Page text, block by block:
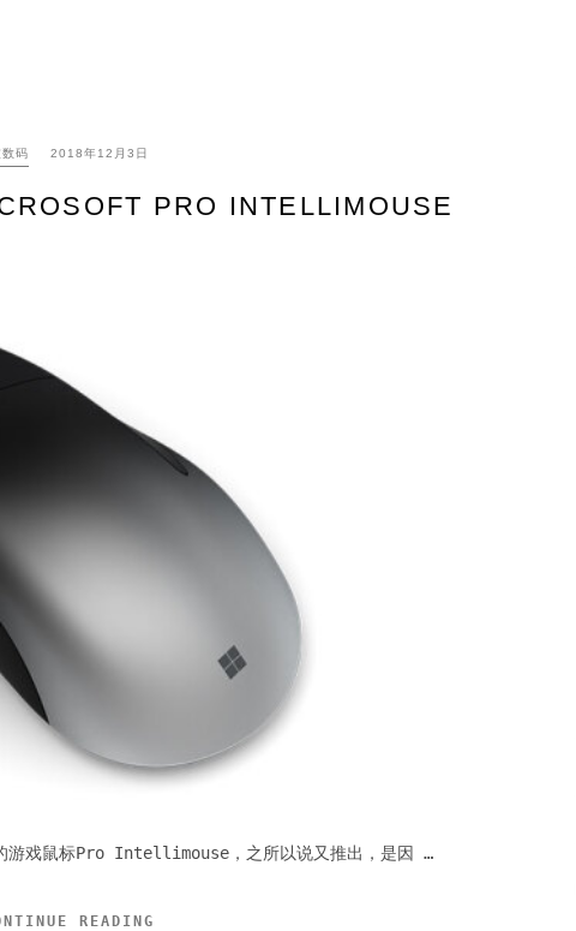
码 2018年12月3日
PRO INTELLIMOUSE
游戏鼠标Pro Intellimouse，之所以说又推出，是因 …
READING